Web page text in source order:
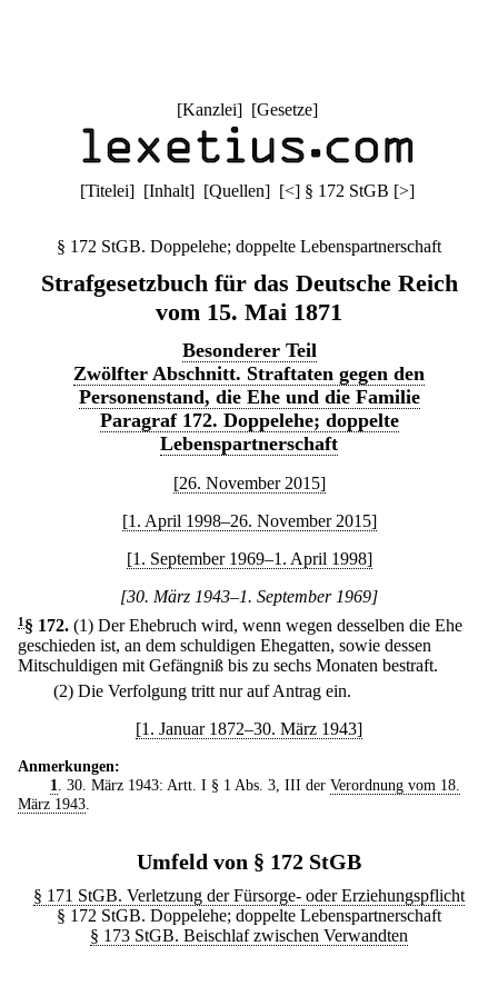
[Kanzlei] [Gesetze]
[Titelei] [Inhalt] [Quellen] [<] § 172 StGB [>]
§ 172 StGB. Doppelehe; doppelte Lebenspartnerschaft
Strafgesetzbuch für das Deutsche Reich
vom 15. Mai 1871
Besonderer Teil
Zwölfter Abschnitt. Straftaten gegen den
Personenstand, die Ehe und die Familie
Paragraf 172. Doppelehe; doppelte
Lebenspartnerschaft
[26. November 2015]
[1. April 1998–26. November 2015]
[1. September 1969–1. April 1998]
[30. März 1943–1. September 1969]
1 § 172. (1) Der Ehebruch wird, wenn wegen desselben die Ehe
geschieden ist, an dem schuldigen Ehegatten, sowie dessen
Mitschuldigen mit Gefängniß bis zu sechs Monaten bestraft.
(2) Die Verfolgung tritt nur auf Antrag ein.
[1. Januar 1872–30. März 1943]
Anmerkungen:
1. 30. März 1943: Artt. I § 1 Abs. 3, III der Verordnung vom 18.
März 1943.
Umfeld von § 172 StGB
§ 171 StGB. Verletzung der Fürsorge- oder Erziehungspflicht
§ 172 StGB. Doppelehe; doppelte Lebenspartnerschaft
§ 173 StGB. Beischlaf zwischen Verwandten